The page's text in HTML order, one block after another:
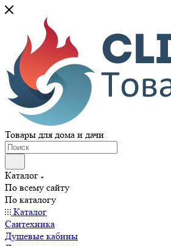
Товары для дома и дачи
Каталог
По всему сайту
По каталогу
Каталог
Сантехника
Душевые кабины